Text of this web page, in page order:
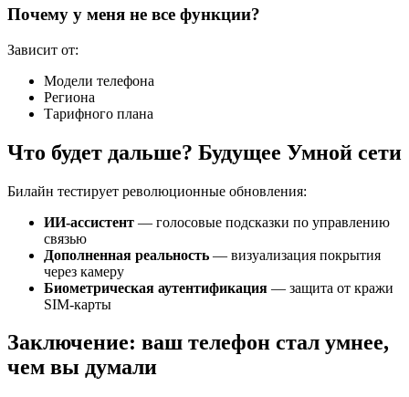
Почему у меня не все функции?
Зависит от:
Модели телефона
Региона
Тарифного плана
Что будет дальше? Будущее Умной сети
Билайн тестирует революционные обновления:
ИИ-ассистент — голосовые подсказки по управлению
связью
Дополненная реальность — визуализация покрытия
через камеру
Биометрическая аутентификация — защита от кражи
SIM-карты
Заключение: ваш телефон стал умнее,
чем вы думали